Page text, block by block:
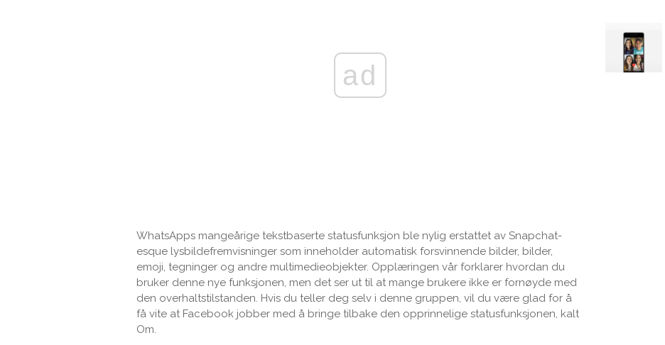
ad
WhatsApps mangeårige tekstbaserte statusfunksjon ble nylig erstattet av Snapchat-
esque lysbildefremvisninger som inneholder automatisk forsvinnende bilder, bilder,
emoji, tegninger og andre multimedieobjekter. Opplæringen vår forklarer hvordan du
bruker denne nye funksjonen, men det ser ut til at mange brukere ikke er fornøyde med
den overhaltstilstanden. Hvis du teller deg selv i denne gruppen, vil du være glad for å
få vite at Facebook jobber med å bringe tilbake den opprinnelige statusfunksjonen, kalt
Om.